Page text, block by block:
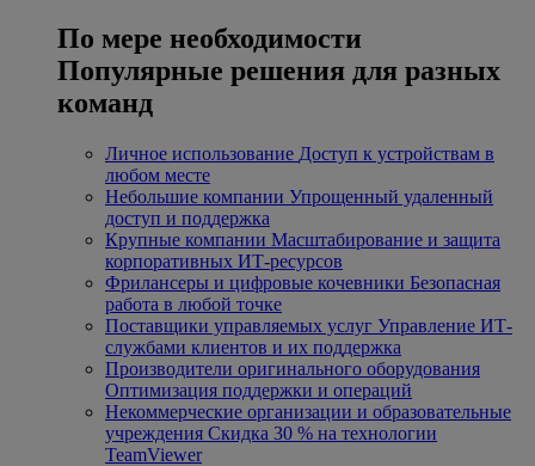
По мере необходимости
Популярные решения для разных
команд
Личное использование Доступ к устройствам в
любом месте
Небольшие компании Упрощенный удаленный
доступ и поддержка
Крупные компании Масштабирование и защита
корпоративных ИТ-ресурсов
Фрилансеры и цифровые кочевники Безопасная
работа в любой точке
Поставщики управляемых услуг Управление ИТ-
службами клиентов и их поддержка
Производители оригинального оборудования
Оптимизация поддержки и операций
Некоммерческие организации и образовательные
учреждения Скидка 30 % на технологии
TeamViewer